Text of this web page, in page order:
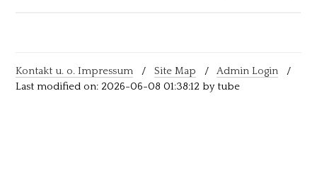
Kontakt u. o. Impressum /Site Map /Admin Login /
Last modified on: 2026-06-08 01:38:12 by tube